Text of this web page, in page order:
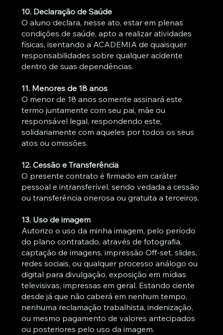
10. Declaração de Saúde
O aluno declara, nesse ato, estar em plenas
condições de saúde, apto a realizar atividades
físicas, isentando a ACADEMIA de quaisquer
responsabilidades sobre qualquer acidente
dentro de suas dependências.
11. Menores de 18 anos
O menor de 18 anos somente assinará este
termo juntamente com seu pai, mãe ou
responsável legal, respondendo este,
solidariamente com aqueles por todos os seus
atos ou omissões.
12. Cessão e Transferência
O presente contrato é firmado em caráter
pessoal e intransferível, sendo vedada a cessão
ou transferência onerosa ou gratuita a terceiros.
13. Uso de imagem
Autorizo o uso da minha imagem, pelo período
do plano contratado, através de fotografia,
captação de imagens, impressão Off-set, slides,
redes sociais, ou qualquer processo análogo ou
digital para divulgação, exposição em mídias
televisivas, impressas em geral. Estando ciente
desde já que não caberá em nenhum tempo,
nenhuma reclamação trabalhista, indenização,
ou mesmo pagamento de valores antecipados
ou posteriores pelo uso da imagem.